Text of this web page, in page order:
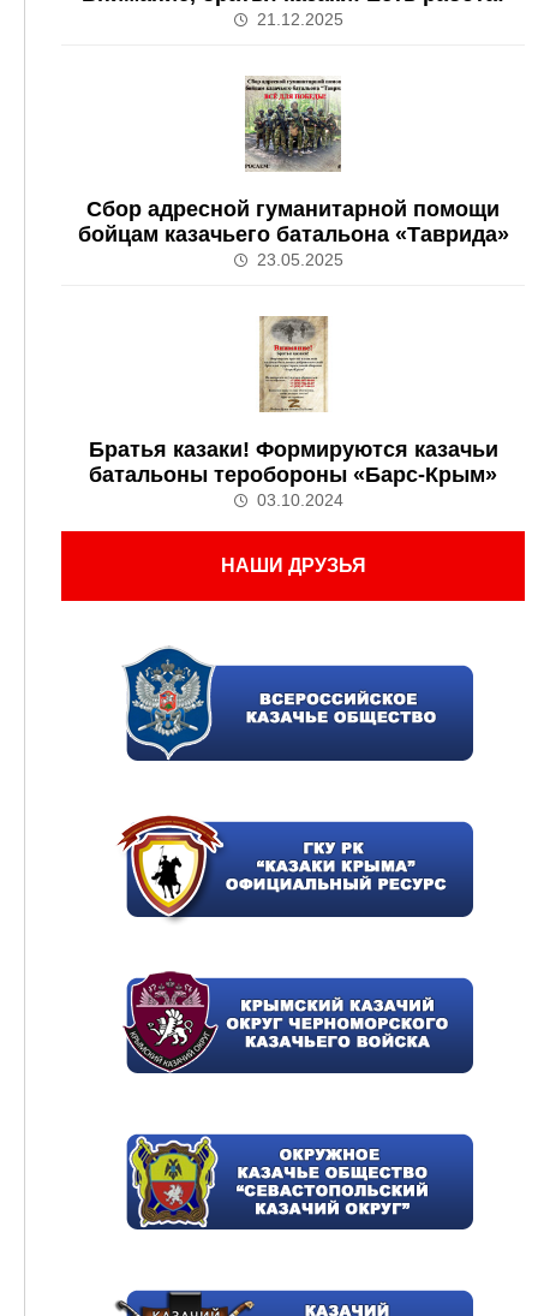
21.12.2025
Сбор адресной гуманитарной помощи
бойцам казачьего батальона «Таврида»
23.05.2025
Братья казаки! Формируются казачьи
батальоны теробороны «Барс-Крым»
03.10.2024
НАШИ ДРУЗЬЯ